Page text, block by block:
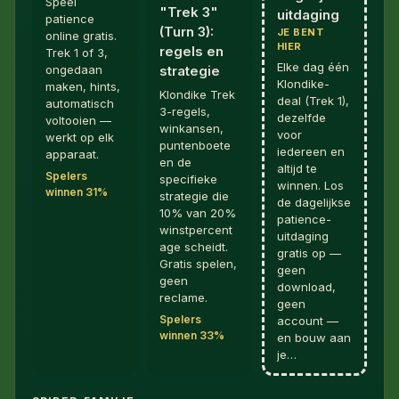
patience
online gratis.
Trek 1 of 3,
ongedaan
maken, hints,
automatisch
voltooien —
werkt op elk
apparaat.
Spelers
winnen 31%
"Trek 3"
(Turn 3):
regels en
strategie
Klondike Trek
3-regels,
winkansen,
puntenboete
en de
specifieke
strategie die
10% van 20%
winstpercent
age scheidt.
Gratis spelen,
geen
reclame.
Spelers
winnen 33%
uitdaging
JE BENT
HIER
Elke dag één
Klondike-
deal (Trek 1),
dezelfde
voor
iedereen en
altijd te
winnen. Los
de dagelijkse
patience-
uitdaging
gratis op —
geen
download,
geen
account —
en bouw aan
je…